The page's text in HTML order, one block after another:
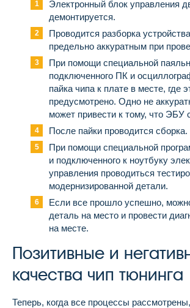
Электронный блок управления
демонтируется.
Проводится разборка
предельно аккуратным при
При помощи специальной
подключенного ПК и
пайка чипа к плате в месте, где
предусмотрено. Одно не
может привести к тому, что ЭБУ
После пайки проводится сборка.
При помощи специальной
и подключенного к ноутбуку
управления проводиться
модернизированной детали.
Если все прошло успешно,
деталь на место и провести
на месте.
Позитивные и
качества чип тюнинга
Теперь, когда все процессы